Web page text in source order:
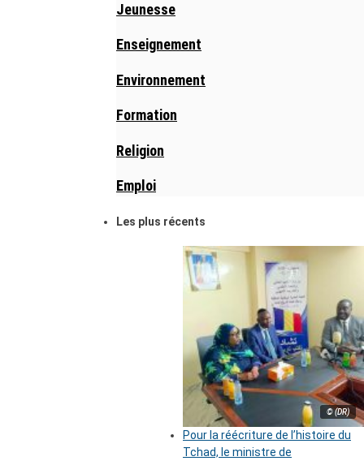
Jeunesse
Enseignement
Environnement
Formation
Religion
Emploi
Les plus récents
© (DR)
Pour la réécriture de l’histoire du
Tchad, le ministre de